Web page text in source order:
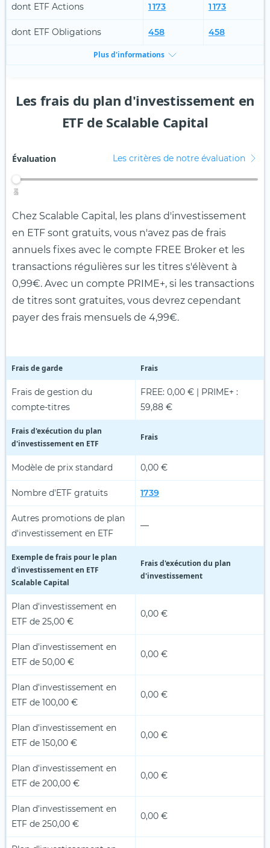
dont ETF Actions 1 173 1 173
dont ETF Obligations 458 458
Plus d'informations
Les frais du plan d'investissement en
ETF de Scalable Capital
1
2
3
4
5
Évaluation Les critères de notre évaluation
Chez Scalable Capital, les plans d'investissement
en ETF sont gratuits, vous n'avez pas de frais
annuels fixes avec le compte FREE Broker et les
transactions régulières sur les titres s'élèvent à
0,99€. Avec un compte PRIME+, si les transactions
de titres sont gratuites, vous devrez cependant
payer des frais mensuels de 4,99€.
Frais de garde Frais
Frais de gestion du
compte-titres
FREE: 0,00 € | PRIME+ :
59,88 €
Frais d'exécution du plan
d'investissement en ETF
Frais
Modèle de prix standard 0,00 €
Nombre d'ETF gratuits 1739
Autres promotions de plan
d'investissement en ETF
—
Exemple de frais pour le plan
d'investissement en ETF
Scalable Capital
Frais d'exécution du plan
d'investissement
Plan d'investissement en
ETF de 25,00 €
0,00 €
Plan d'investissement en
ETF de 50,00 €
0,00 €
Plan d'investissement en
ETF de 100,00 €
0,00 €
Plan d'investissement en
ETF de 150,00 €
0,00 €
Plan d'investissement en
ETF de 200,00 €
0,00 €
Plan d'investissement en
ETF de 250,00 €
0,00 €